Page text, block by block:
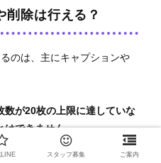
削除は行える？
のは、主にキャプションや
数が20枚の上限に達していな
はできません。
LINE スタッフ募集 ご案内